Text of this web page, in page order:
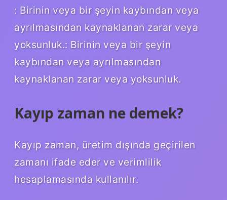
: Birinin veya bir şeyin kaybından veya
ayrılmasından kaynaklanan zarar veya
yoksunluk.: Birinin veya bir şeyin
kaybından veya ayrılmasından
kaynaklanan zarar veya yoksunluk.
Kayıp zaman ne demek?
Kayıp zaman, üretim dışında geçirilen
zamanı ifade eder ve verimlilik
hesaplamasında kullanılır.